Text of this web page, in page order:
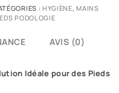
:HYGIÈNE,MAINS
PODOLOGIE
AVIS (0)
Idéale pour des Pieds